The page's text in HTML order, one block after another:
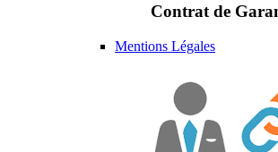
Contrat de
Mentions Légales